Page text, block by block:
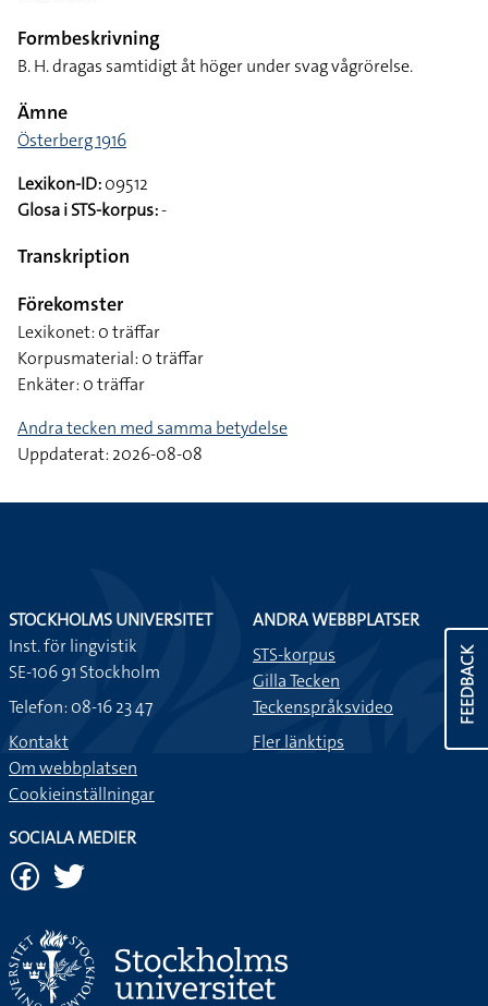
Formbeskrivning
B. H. dragas samtidigt åt höger under svag vågrörelse.
Ämne
Österberg 1916
Lexikon-ID:09512
Glosa i STS-korpus:-
Transkription
Förekomster
Lexikonet: 0 träffar
Korpusmaterial: 0 träffar
Enkäter: 0 träffar
Andra tecken med samma betydelse
Uppdaterat: 2026-08-08
FEEDBACK
STOCKHOLMS UNIVERSITET
Inst. för lingvistik
SE-106 91 Stockholm
Telefon: 08-16 23 47
Kontakt
Om webbplatsen
Cookieinställningar
ANDRA WEBBPLATSER
STS-korpus
Gilla Tecken
Teckenspråksvideo
Fler länktips
SOCIALA MEDIER